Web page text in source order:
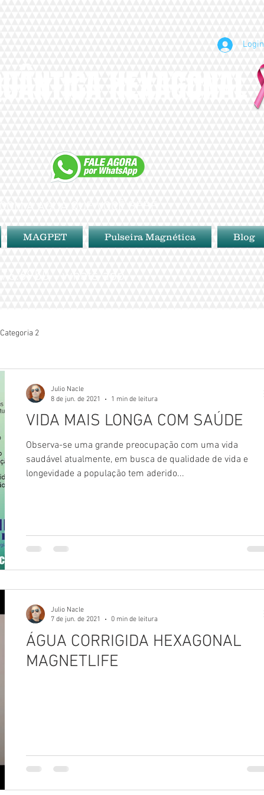
Login
MAGPET Pulseira Magnética Blog
Categoria 2
VIDA MAIS LONGA COM SAÚDE
Observa-se uma grande preocupação com uma vida
saudável atualmente, em busca de qualidade de vida e
longevidade a população tem aderido...
Julio Nacle
8 de jun. de 2021
1 min de leitura
ÁGUA CORRIGIDA HEXAGONAL
MAGNETLIFE
Julio Nacle
7 de jun. de 2021
0 min de leitura